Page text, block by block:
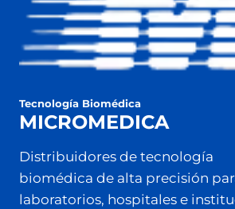
Tecnología Biomédica
MICROMEDICA
Distribuidores de tecnología
biomédica de alta precisión
laboratorios, hospitales e